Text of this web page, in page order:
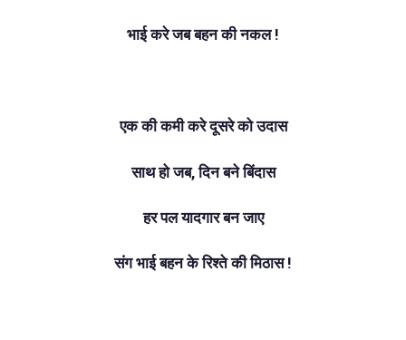
भाई करे जब बहन की नकल !
एक की कमी करे दूसरे को उदास
साथ हो जब, दिन बने बिंदास
हर पल यादगार बन जाए
संग भाई बहन के रिश्ते की मिठास !